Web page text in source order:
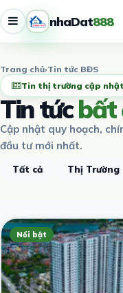
nhaDat888
Trang chủ›Tin tức BĐS
Tin thị trường cập
Tin tứcbất
Cập nhật quy hoạch,
đầu tư mới nhất.
Tất cả Thị Trường
Nổi bật